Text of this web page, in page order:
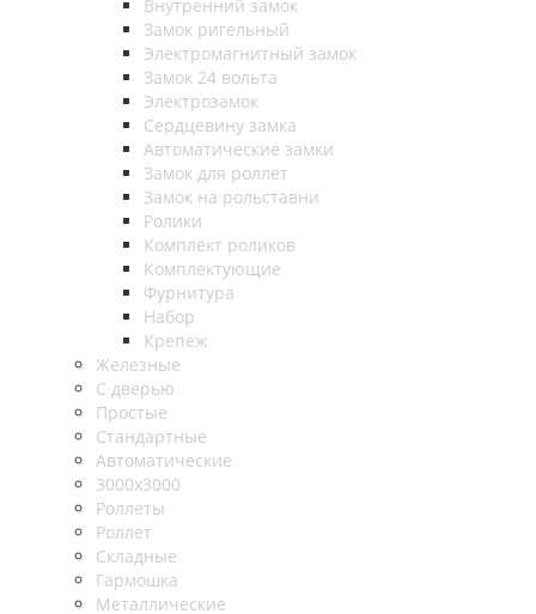
Внутренний замок
Замок ригельный
Электромагнитный замок
Замок 24 вольта
Электрозамок
Сердцевину замка
Автоматические замки
Замок для роллет
Замок на рольставни
Ролики
Комплект роликов
Комплектующие
Фурнитура
Набор
Крепеж
Железные
С дверью
Простые
Стандартные
Автоматические
3000х3000
Роллеты
Роллет
Складные
Гармошка
Металлические